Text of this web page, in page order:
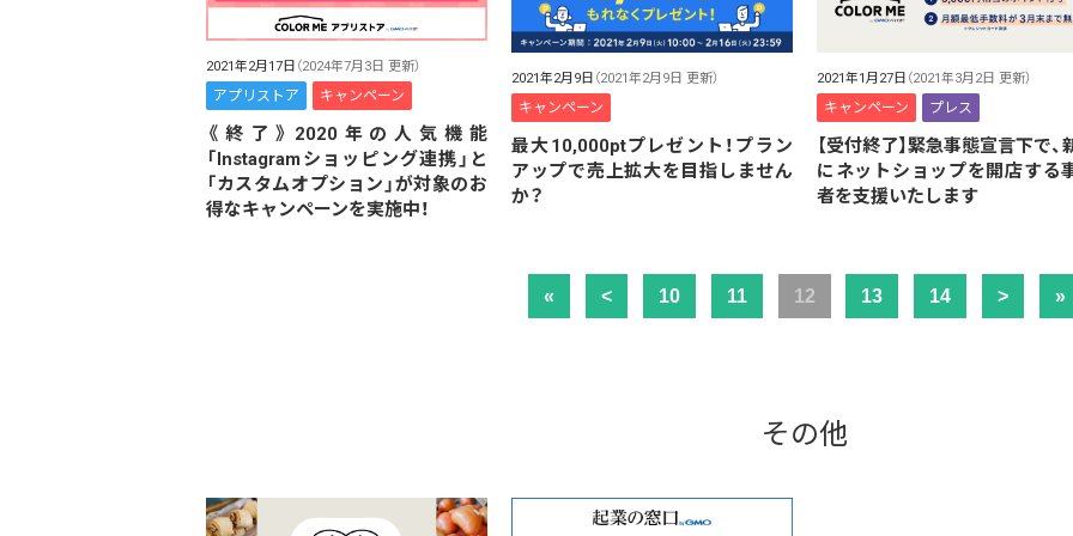
2021年2月17日 （2024年7月3日 更新）
アプリストア キャンペーン
《終了》2020年の人気機能
「Instagramショッピング連携」と
「カスタムオプション」が対象のお
得なキャンペーンを実施中！
2021年2月9日 （2021年2月9日 更新）
キャンペーン
最大10,000ptプレゼント！プラン
アップで売上拡大を目指しません
か？
2021年1月27日 （2021年3月2日 更新）
キャンペーン プレス
【受付終了】緊急事態宣言下で、
にネットショップを開店する
者を支援いたします
« < 10 11 12 13 14 > »
その他